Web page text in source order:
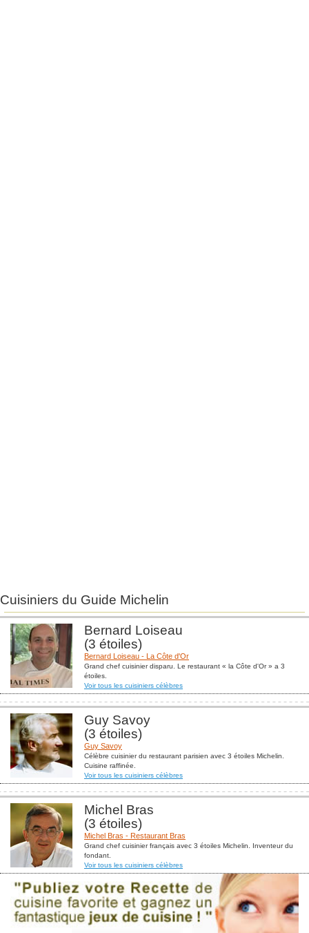
Cuisiniers du Guide Michelin
Bernard Loiseau
(3 étoiles)
Bernard Loiseau - La Côte d'Or
Grand chef cuisinier disparu. Le restaurant « la Côte d'Or » a 3
étoiles.
Voir tous les cuisiniers célèbres
Guy Savoy
(3 étoiles)
Guy Savoy
Célèbre cuisinier du restaurant parisien avec 3 étoiles Michelin.
Cuisine raffinée.
Voir tous les cuisiniers célèbres
Michel Bras
(3 étoiles)
Michel Bras - Restaurant Bras
Grand chef cuisinier français avec 3 étoiles Michelin. Inventeur du
fondant.
Voir tous les cuisiniers célèbres